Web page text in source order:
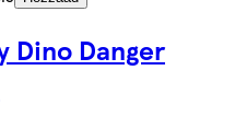
Dino Danger